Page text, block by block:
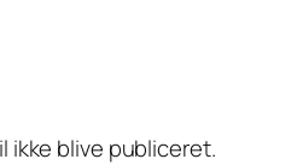
ikke blive publiceret.